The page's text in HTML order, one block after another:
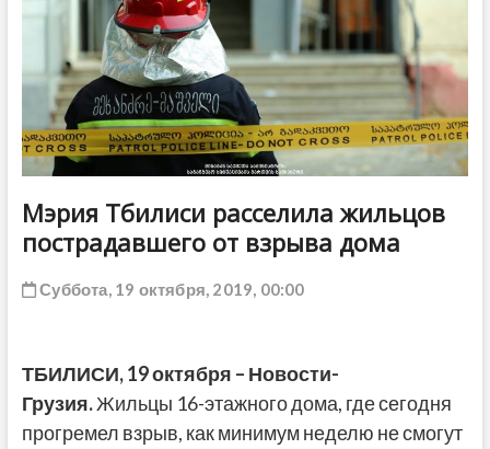
Мэрия Тбилиси расселила жильцов
пострадавшего от взрыва дома
Суббота, 19 октября, 2019, 00:00
ТБИЛИСИ, 19 октября – Новости-
Грузия.Жильцы 16-этажного дома, где сегодня
прогремел взрыв, как минимум неделю не смогут